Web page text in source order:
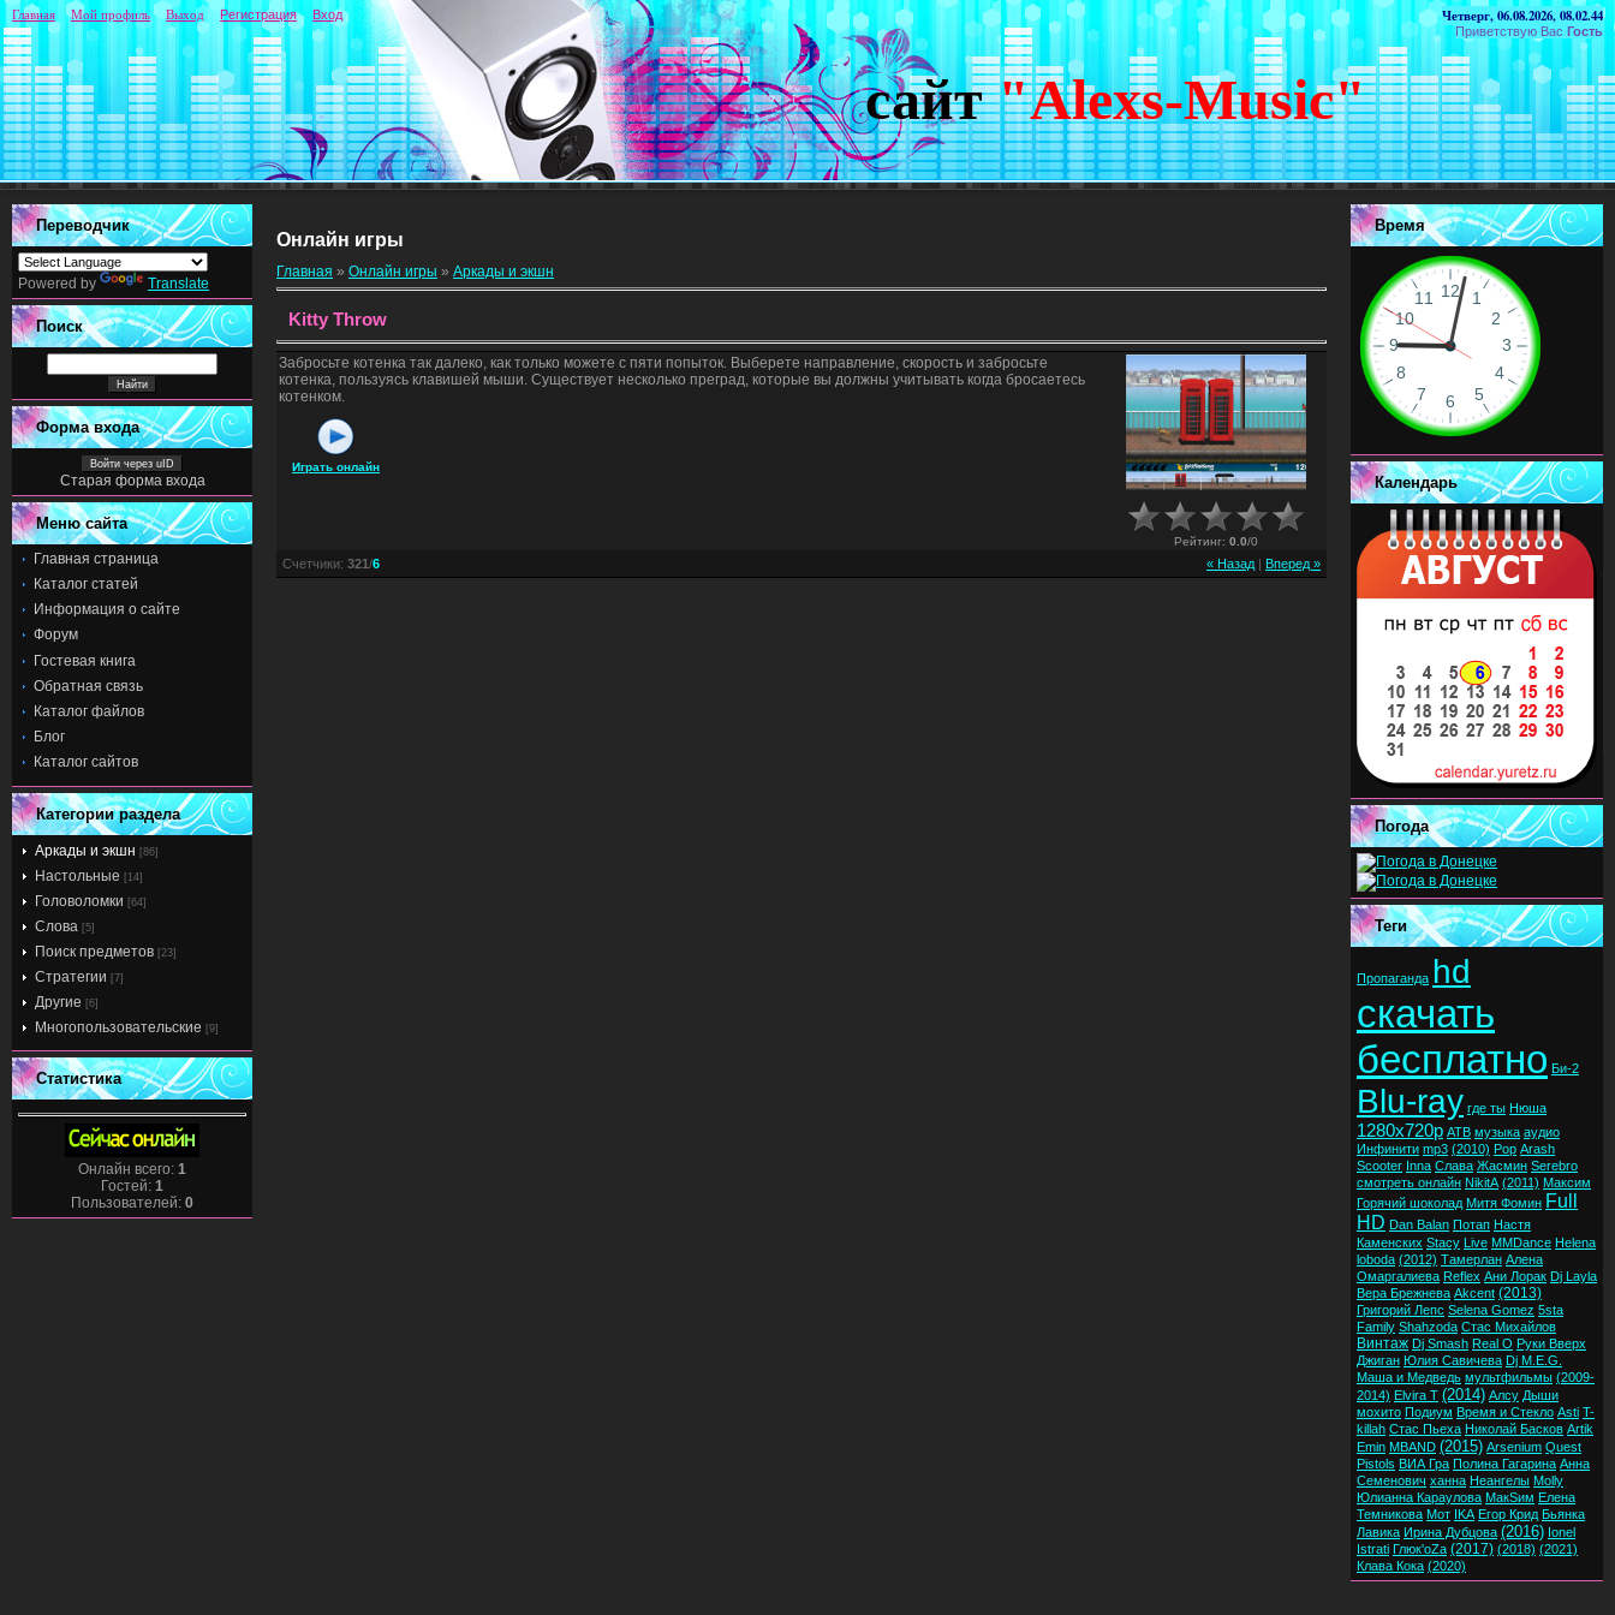
Четверг, 06.08.2026, 08.02.44
Приветствую Вас Гость
сайт "Alexs-Music"
Главная Мой профиль Выход Регистрация Вход
Переводчик
Powered by Translate
Поиск
Форма входа
Войти через uID
Старая форма входа
Меню сайта
Главная страница
Каталог статей
Информация о сайте
Форум
Гостевая книга
Обратная связь
Каталог файлов
Блог
Каталог сайтов
Категории раздела
Аркады и экшн [86]
Настольные [14]
Головоломки [64]
Слова [5]
Поиск предметов [23]
Стратегии [7]
Другие [6]
Многопользовательские [9]
Статистика
Онлайн всего: 1
Гостей: 1
Пользователей: 0
Онлайн игры
Главная » Онлайн игры » Аркады и экшн
Kitty Throw
Забросьте котенка так далеко, как только можете с пяти попыток. Выберете направление, скорость и забросьте
котенка, пользуясь клавишей мыши. Существует несколько преград, которые вы должны учитывать когда бросаетесь
котенком.
Играть онлайн
Рейтинг: 0.0/0
« Назад| Вперед »
Счетчики: 321/6
Время
Календарь
Погода
Теги
Пропаганда hd
скачать
бесплатно Би-2
Blu-ray где ты Нюша
1280x720p ATB музыка аудио
Инфинити mp3 (2010) Pop Arash
Scooter Inna Слава Жасмин Serebro
смотреть онлайн NikitA (2011) Максим
Горячий шоколад Митя Фомин Full
HD Dan Balan Потап Настя
Каменских Stacy Live MMDance Helena
loboda (2012) Тамерлан Алена
Омаргалиева Reflex Ани Лорак Dj Layla
Вера Брежнева Akcent (2013)
Григорий Лепс Selena Gomez 5sta
Family Shahzoda Стас Михайлов
Винтаж Dj Smash Real O Руки Вверх
Джиган Юлия Савичева Dj M.E.G.
Маша и Медведь мультфильмы (2009-
2014) Elvira T (2014) Алсу Дыши
мохито Подиум Время и Стекло Asti T-
killah Стас Пьеха Николай Басков Artik
Emin MBAND (2015) Arsenium Quest
Pistols ВИА Гра Полина Гагарина Анна
Семенович ханна Неангелы Molly
Юлианна Караулова МакSим Елена
Темникова Мот IKA Егор Крид Бьянка
Лавика Ирина Дубцова (2016) Ionel
Istrati Глюк'oZa (2017) (2018) (2021)
Клава Кока (2020)